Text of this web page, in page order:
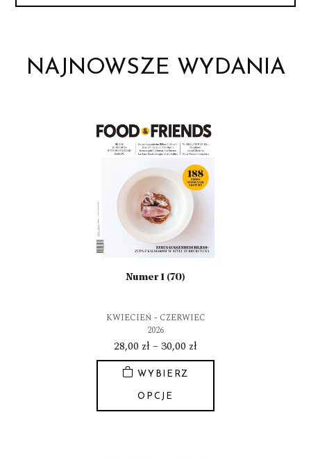
4
NAJNOWSZE WYDANIA
Numer 1 (70)
KWIECIEŃ - CZERWIEC
2026
28,00 zł–30,00 złZakres
cen:
do
WYBIERZ
OPCJE